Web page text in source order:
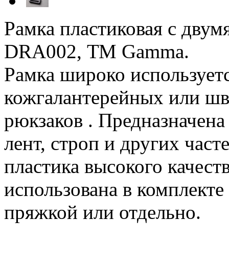
Рамка пластиковая с
DRА002, ТМ Gamma.
Рамка широко
кожгалантерейных или
рюкзаков .
лент, строп и других
пластика высокого
использована в
пряжкой или отдельно.